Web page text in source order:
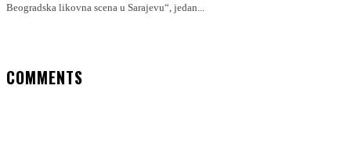
Beogradska likovna scena u Sarajevu“, jedan...
COMMENTS